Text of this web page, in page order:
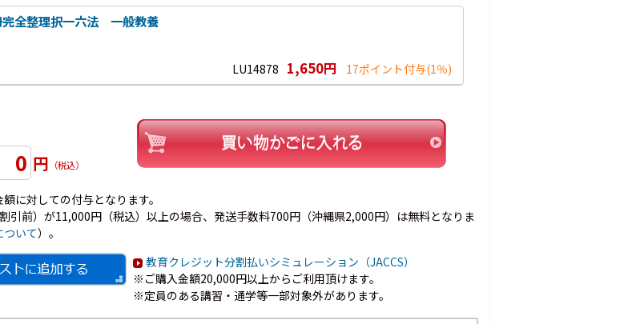
完全整理択一六法 一般教養
LU14878 1,650円 17ポイント付与(1％)
0 円 （税込）
に対しての付与となります。
引前）が11,000円（税込）以上の場合、発送手数料700円（沖縄県2,000円）は無料となりま
いて）。
教育クレジット分割払いシミュレーション（JACCS）
※ご購入金額20,000円以上からご利用頂けます。
※定員のある講習・通学等一部対象外があります。